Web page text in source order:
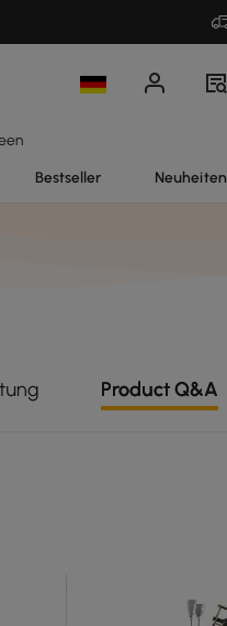
Bestseller Neuheiten
Product Q&A